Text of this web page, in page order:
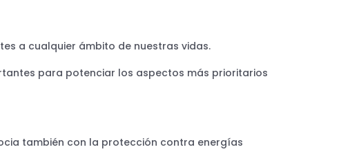
a cualquier ámbito de nuestras vidas.
para potenciar los aspectos más prioritarios
también con la protección contra energías